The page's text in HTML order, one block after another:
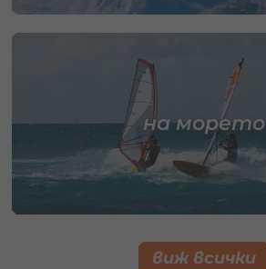
на морето
виж всички